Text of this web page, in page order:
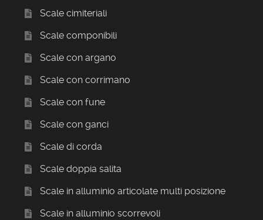
Scale cimiteriali
Scale componibili
Scale con argano
Scale con corrimano
Scale con fune
Scale con ganci
Scale di corda
Scale doppia salita
Scale in alluminio articolate multi posizione
Scale in alluminio scorrevoli